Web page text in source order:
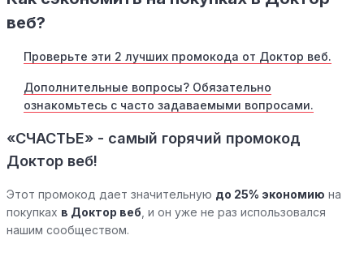
веб?
Проверьте эти 2 лучших промокода от Доктор веб.
Дополнительные вопросы? Обязательно
ознакомьтесь с часто задаваемыми вопросами.
«СЧАСТЬЕ» - самый горячий промокод
Доктор веб!
Этот промокод дает значительную до 25% экономию на
покупках в Доктор веб , и он уже не раз использовался
нашим сообществом.